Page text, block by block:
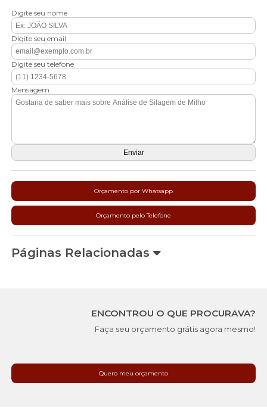
Digite seu nome
Digite seu email
Digite seu telefone
Mensagem
Orçamento por Whatsapp
Orçamento pelo Telefone
Páginas Relacionadas
ENCONTROU O QUE PROCURAVA?
Faça seu orçamento grátis agora mesmo!
Quero meu orçamento